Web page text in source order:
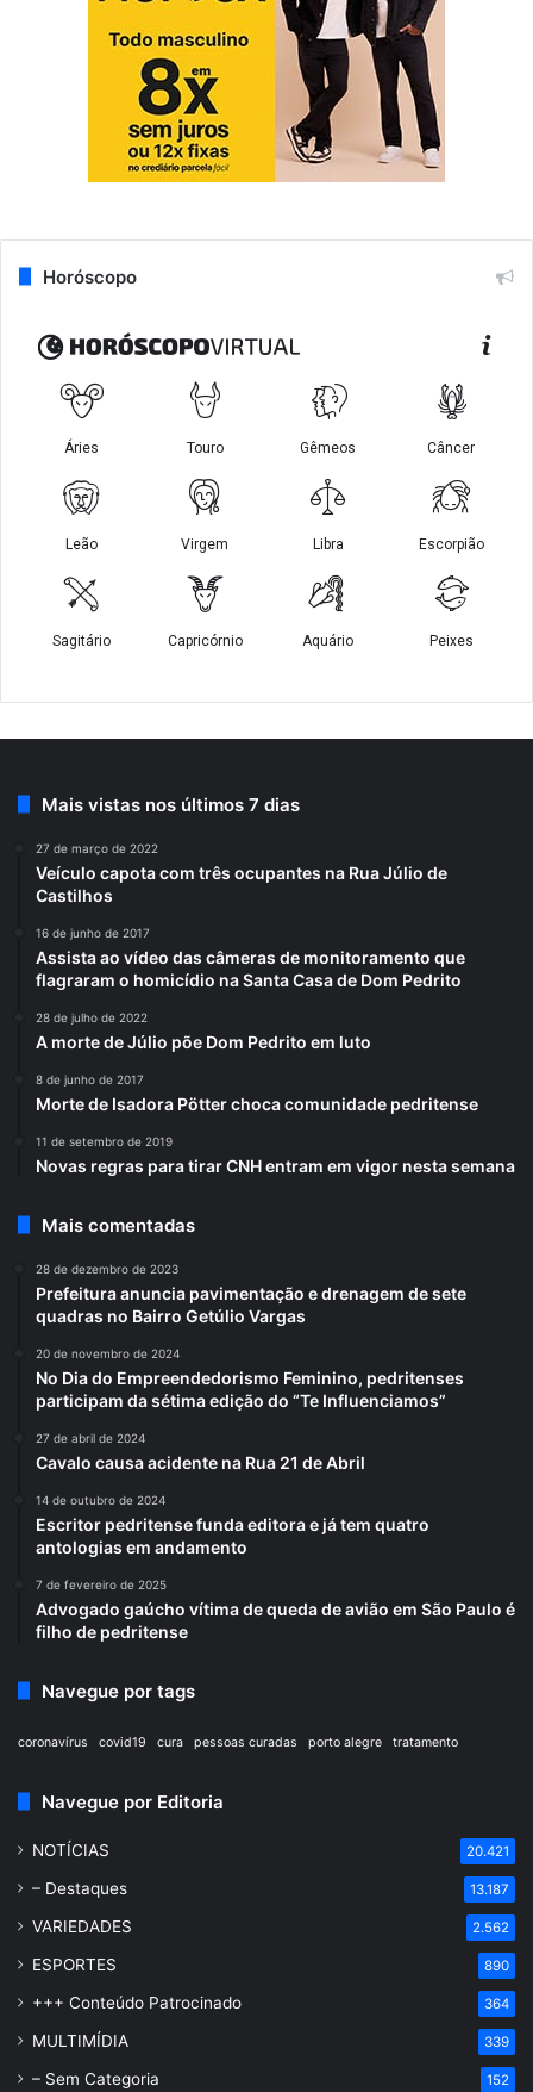
Horóscopo
Mais vistas nos últimos 7 dias
27 de março de 2022
Veículo capota com três ocupantes na Rua Júlio de
Castilhos
16 de junho de 2017
Assista ao vídeo das câmeras de monitoramento que
flagraram o homicídio na Santa Casa de Dom Pedrito
28 de julho de 2022
A morte de Júlio põe Dom Pedrito em luto
8 de junho de 2017
Morte de Isadora Pötter choca comunidade pedritense
11 de setembro de 2019
Novas regras para tirar CNH entram em vigor nesta semana
Mais comentadas
28 de dezembro de 2023
Prefeitura anuncia pavimentação e drenagem de sete
quadras no Bairro Getúlio Vargas
20 de novembro de 2024
No Dia do Empreendedorismo Feminino, pedritenses
participam da sétima edição do “Te Influenciamos”
27 de abril de 2024
Cavalo causa acidente na Rua 21 de Abril
14 de outubro de 2024
Escritor pedritense funda editora e já tem quatro
antologias em andamento
7 de fevereiro de 2025
Advogado gaúcho vítima de queda de avião em São Paulo é
filho de pedritense
Navegue por tags
coronavírus covid19 cura pessoas curadas porto alegre tratamento
Navegue por Editoria
NOTÍCIAS 20.421
– Destaques 13.187
VARIEDADES 2.562
ESPORTES 890
+++ Conteúdo Patrocinado 364
MULTIMÍDIA 339
– Sem Categoria 152